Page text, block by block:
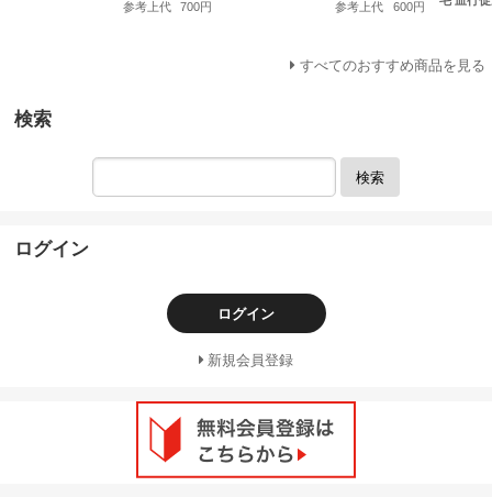
参考上代 700円 参考上代 600円
すべてのおすすめ商品を見る
検索
検索
ログイン
ログイン
新規会員登録